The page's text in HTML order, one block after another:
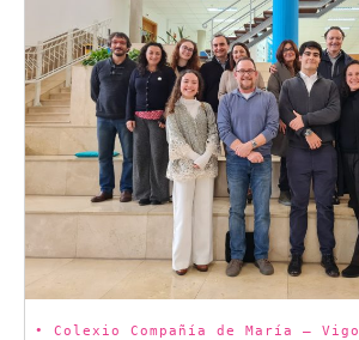
• Colexio Compañía de María – Vigo